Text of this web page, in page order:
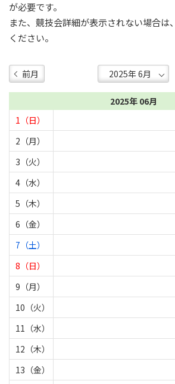
が必要です。
また、競技会詳細が表示されない場合は
ください。
前月
2025年 06月
1（日）
2（月）
3（火）
4（水）
5（木）
6（金）
7（土）
8（日）
9（月）
10（火）
11（水）
12（木）
13（金）